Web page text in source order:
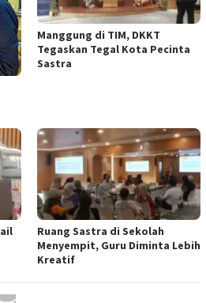
Manggung di TIM, DKKT
Tegaskan Tegal Kota Pecinta
Sastra
Ruang Sastra di Sekolah
Menyempit, Guru Diminta Lebih
Kreatif